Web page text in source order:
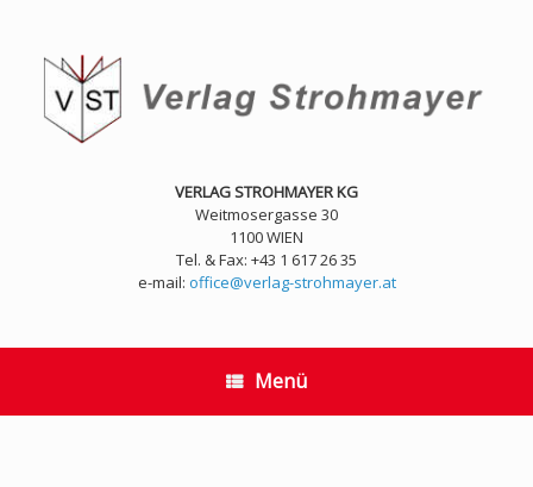
springen
VERLAG STROHMAYER KG
Weitmosergasse 30
1100 WIEN
Tel. & Fax: +43 1 617 26 35
e-mail: office@verlag-strohmayer.at
Menü